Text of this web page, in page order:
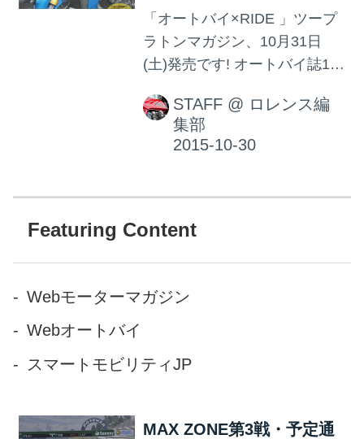
イ 2016年 1月号 販売価格(税
込): 980 円 発売日 : 2015年12
月 1日
「オートバイ×RIDE 」ツープ
ラトンマガジン、10月31日
(土)発売です! オートバイ誌12
ップリングされて、 いよいよ
31日に発売です。本誌では東
京モーターショーをはじめと
も250ストリートスポーツの特
集や、 10月10〜11日に開催さ
勢揃いです! また「RIDE」で
に「GSXブランド車」を完全
紹介しています。 両誌あわせ
STAFF @ ロレンス編
集部
Featuring Content
Webモーターマガジン
Webオートバイ
スマートモビリティJP
MAX ZONE第3戦・予定通